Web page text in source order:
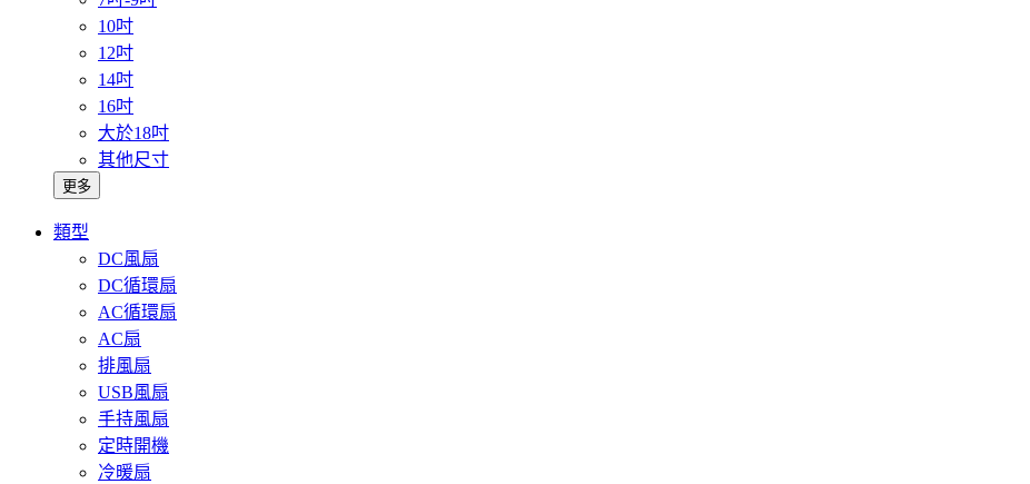
10吋
12吋
14吋
16吋
大於18吋
其他尺寸
更多
類型
DC風扇
DC循環扇
AC循環扇
AC扇
排風扇
USB風扇
手持風扇
定時開機
冷暖扇